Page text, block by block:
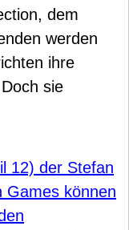
dem
werden
ihre
sie
12) der Stefan
Games können